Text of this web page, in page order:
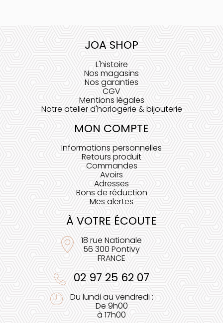
JOA SHOP
L'histoire
Nos magasins
Nos garanties
CGV
Mentions légales
Notre atelier d'horlogerie & bijouterie
MON COMPTE
Informations personnelles
Retours produit
Commandes
Avoirs
Adresses
Bons de réduction
Mes alertes
À VOTRE ÉCOUTE
18 rue Nationale
56 300 Pontivy
FRANCE
02 97 25 62 07
Du lundi au vendredi :
De 9h00
à 17h00